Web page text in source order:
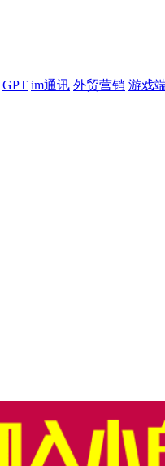
GPT im通讯 外贸营销 游戏